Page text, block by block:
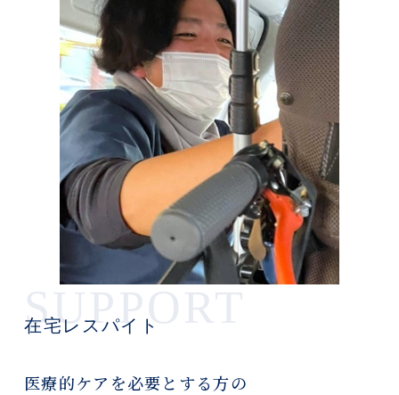
SUPPORT
在宅レスパイト
医療的ケアを必要とする方の